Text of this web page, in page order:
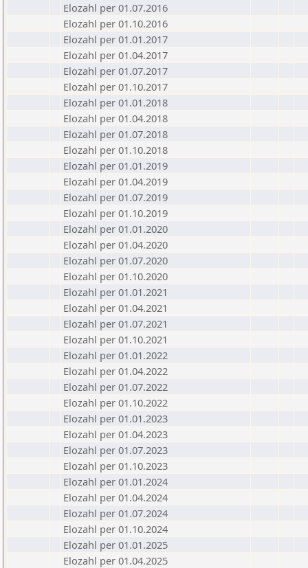
Elozahl per 01.07.2016
Elozahl per 01.10.2016
Elozahl per 01.01.2017
Elozahl per 01.04.2017
Elozahl per 01.07.2017
Elozahl per 01.10.2017
Elozahl per 01.01.2018
Elozahl per 01.04.2018
Elozahl per 01.07.2018
Elozahl per 01.10.2018
Elozahl per 01.01.2019
Elozahl per 01.04.2019
Elozahl per 01.07.2019
Elozahl per 01.10.2019
Elozahl per 01.01.2020
Elozahl per 01.04.2020
Elozahl per 01.07.2020
Elozahl per 01.10.2020
Elozahl per 01.01.2021
Elozahl per 01.04.2021
Elozahl per 01.07.2021
Elozahl per 01.10.2021
Elozahl per 01.01.2022
Elozahl per 01.04.2022
Elozahl per 01.07.2022
Elozahl per 01.10.2022
Elozahl per 01.01.2023
Elozahl per 01.04.2023
Elozahl per 01.07.2023
Elozahl per 01.10.2023
Elozahl per 01.01.2024
Elozahl per 01.04.2024
Elozahl per 01.07.2024
Elozahl per 01.10.2024
Elozahl per 01.01.2025
Elozahl per 01.04.2025